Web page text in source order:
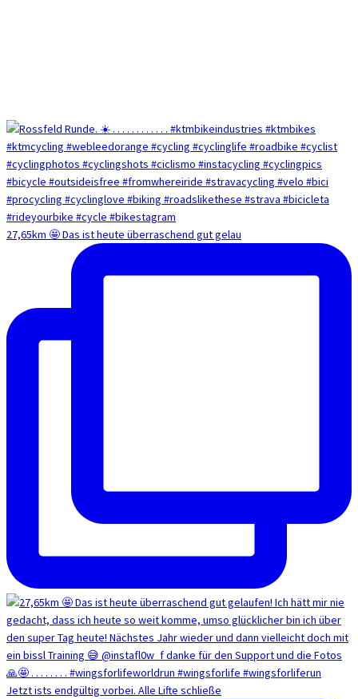
27,65km 🤩 Das ist heute überraschend gut gelau
Jetzt ists endgültig vorbei. Alle Lifte schließe